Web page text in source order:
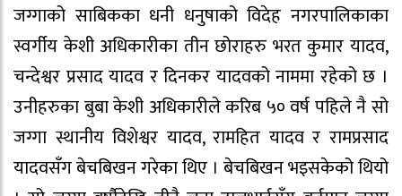
जग्गाको साबिकका धनी धनुषाको विदेह नगरपालिकाका
स्वर्गीय केशी अधिकारीका तीन छोराहरु भरत कुमार यादव,
चन्देश्वर प्रसाद यादव र दिनकर यादवको नाममा रहेको छ ।
उनीहरुका बुबा केशी अधिकारीले करिब ५० वर्ष पहिले नै सो
जग्गा स्थानीय विशेश्वर यादव, रामहित यादव र रामप्रसाद
यादवसँग बेचबिखन गरेका थिए । बेचबिखन भइसकेको थियो